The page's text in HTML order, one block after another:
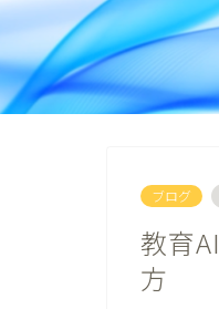
ブログ
教育
方